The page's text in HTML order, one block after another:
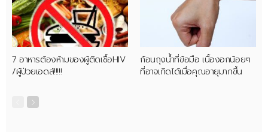
7 อาหารต้องห้ามของผู้ติดเชื้อHIV
/ผู้ป่วยเอดส์!!!!!
ก้อนถุงน้ำที่ข้อมือ เนื้องอกน้อยๆ
ที่อาจเกิดได้เมื่อคุณอายุมากขึ้น